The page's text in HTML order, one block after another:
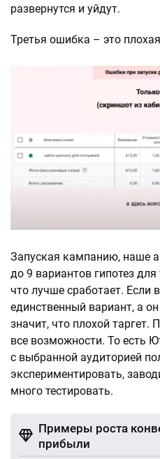
развернутся и уйдут.
Третья ошибка – это
Запуская кампанию, наше
до 9 вариантов гипотез
что лучше сработает. Если
единственный вариант, а
значит, что плохой таргет.
все возможности. То есть
с выбранной аудиторией
экспериментировать,
много тестировать.
Примеры роста
прибыли